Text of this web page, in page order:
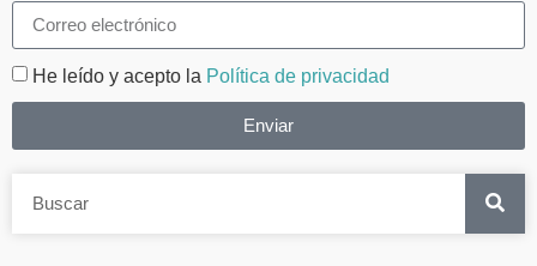
He leído y acepto la Política de privacidad
Enviar